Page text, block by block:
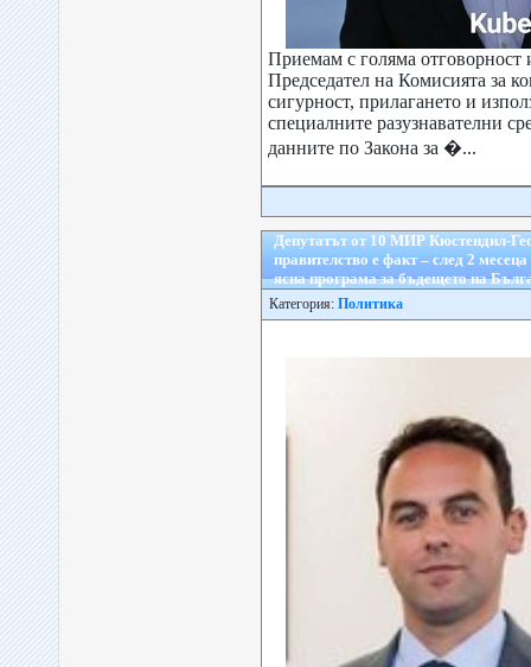
Приемам с голяма отговорност
Председател на Комисията за
сигурност, прилагането и
специалните разузнавателни
данните по Закона за �...
Депутатът от 10 МИР Кюстендил-
правителство е факт – след 2 месеца
ясна програма за бъдещето на
Категория: Политика